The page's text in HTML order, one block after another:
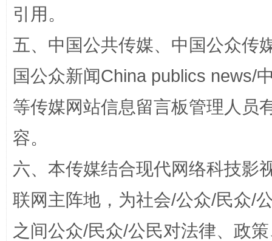
引用。
五、中国公共传媒、中国公众传
国公众新闻China publics news/
等传媒网站信息留言板管理人员
容。
六、本传媒结合现代网络科技影
联网主阵地，为社会/公众/民众/
之间公众/民众/公民对法律、政